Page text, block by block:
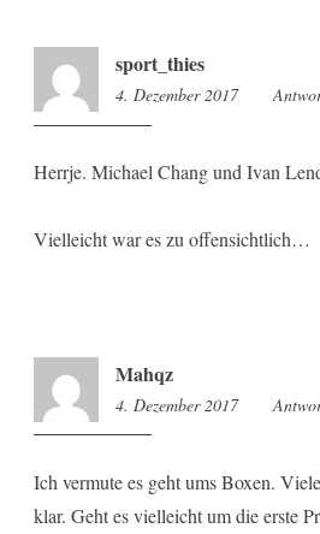
sport_thies
4. Dezember 2017 11:28
Herrje. Michael Chang und Ivan
Vielleicht war es zu offensichtlich…
Mahqz
4. Dezember 2017 11:29
Ich vermute es geht ums Boxen.
klar. Geht es vielleicht um die erste